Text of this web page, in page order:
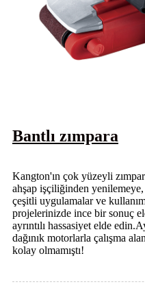
Bantlı zımpara
Kangton'ın çok yüzeyli
ahşap işçiliğinden
çeşitli uygulamalar ve
projelerinizde ince bir sonuç
ayrıntılı hassasiyet elde
dağınık motorlarla çalışma
kolay olmamıştı!